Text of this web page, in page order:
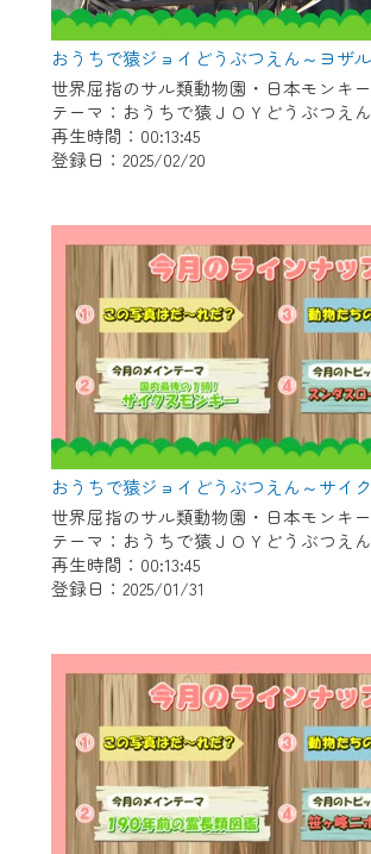
テーマ：おうちで猿ＪＯＹどうぶつえん
再生時間：00:13:45
登録日：2025/02/20
テーマ：おうちで猿ＪＯＹどうぶつえん
再生時間：00:13:45
登録日：2025/01/31